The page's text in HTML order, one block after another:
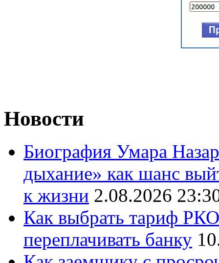
Новости
Биография Умара
дыхание» как шанс
к жизни 2.08.2026
Как выбрать тариф
переплачивать банку